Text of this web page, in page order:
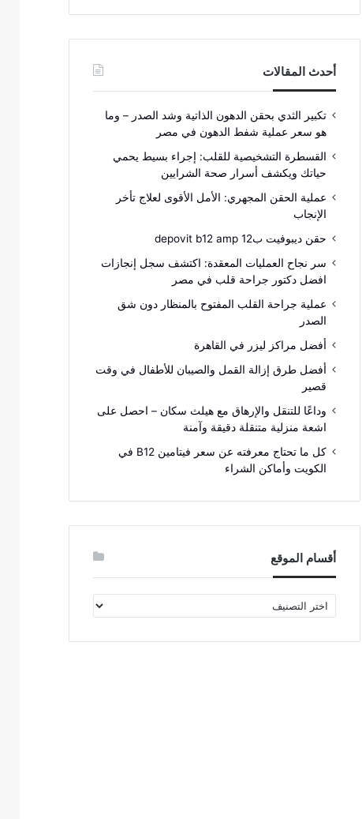
أحدث المقالات
تكبير الثدي بحقن الدهون الذاتية وشد الصدر – وما
هو سعر عملية شفط الدهون في مصر
القسطرة التشخيصية للقلب: إجراء بسيط يحمي
حياتك ويكشف أسرار صحة الشرايين
عملية الحقن المجهري: الأمل الأقوى لعلاج تأخر
الإنجاب
حقن ديبوفيت ب12 depovit b12 amp
سر نجاح العمليات المعقدة: اكتشف سجل إنجازات
افضل دكتور جراحة قلب في مصر
عملية جراحة القلب المفتوح بالمنظار دون شق
الصدر
أفضل مراكز ليزر في القاهرة
أفضل طرق إزالة القمل والصيبان للأطفال في وقت
قصير
وداعًا للتنقل والإرهاق مع هيلث سكان – احصل على
اشعة منزلية متنقلة دقيقة وآمنة
كل ما تحتاج معرفته عن سعر فيتامين B12 في
الكويت وأماكن الشراء
أقسام الموقع
أقسام
الموقع